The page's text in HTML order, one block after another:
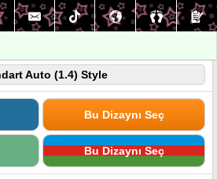
Auto (1.4) Style
Bu Dizaynı Seç
Bu Dizaynı Seç